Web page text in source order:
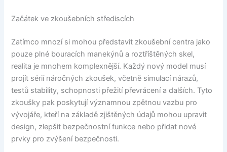
Začátek ve zkoušebních střediscích
Zatímco mnozí si mohou představit zkoušební centra jako
pouze plné bouracích manekýnů a roztříštěných skel,
realita je mnohem komplexnější. Každý nový model musí
projít sérií náročných zkoušek, včetně simulací nárazů,
testů stability, schopnosti přežití převrácení a dalších. Tyto
zkoušky pak poskytují významnou zpětnou vazbu pro
vývojáře, kteří na základě zjištěných údajů mohou upravit
design, zlepšit bezpečnostní funkce nebo přidat nové
prvky pro zvýšení bezpečnosti.